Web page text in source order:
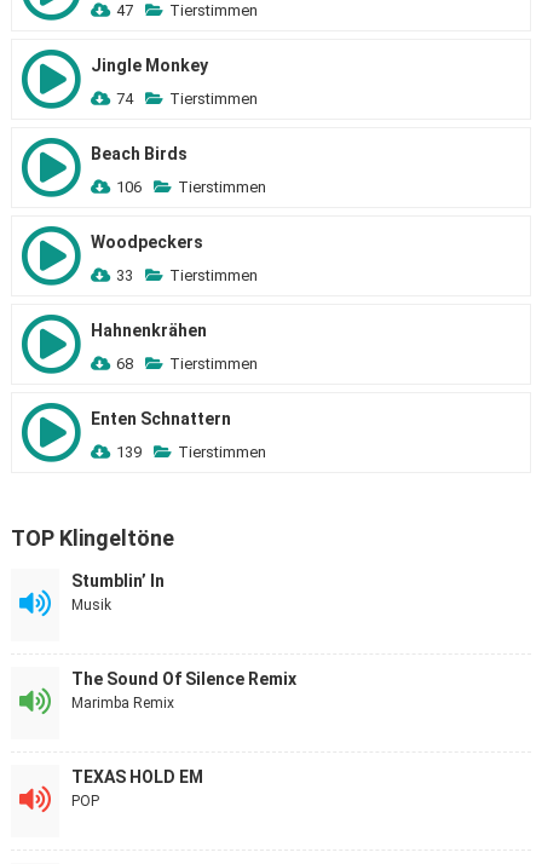
47 Tierstimmen
Jingle Monkey
74 Tierstimmen
Beach Birds
106 Tierstimmen
Woodpeckers
33 Tierstimmen
Hahnenkrähen
68 Tierstimmen
Enten Schnattern
139 Tierstimmen
TOP Klingeltöne
Stumblin’ In
Musik
The Sound Of Silence Remix
Marimba Remix
TEXAS HOLD EM
POP